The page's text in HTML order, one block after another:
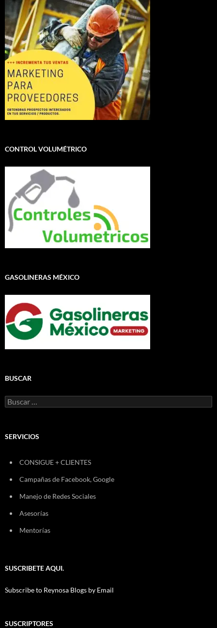
CONTROL VOLUMÉTRICO
GASOLINERAS MÉXICO
BUSCAR
Buscar:
SERVICIOS
CONSIGUE + CLIENTES
Campañas de Facebook, Google
Manejo de Redes Sociales
Asesorías
Mentorías
SUSCRIBETE AQUI.
Subscribe to Reynosa Blogs by Email
SUSCRIPTORES